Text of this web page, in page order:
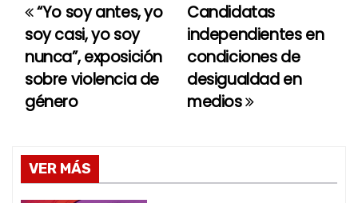
N
a
v
e
g
a
Candidatas
independientes en
condiciones de
desigualdad en
medios
“Yo soy antes, yo
soy casi, yo soy
nunca”, exposición
sobre violencia de
género
VER MÁS